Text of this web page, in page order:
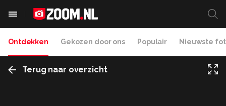
Ontdekken Gekozen door ons Populair Nieuwste
Terug naar overzicht